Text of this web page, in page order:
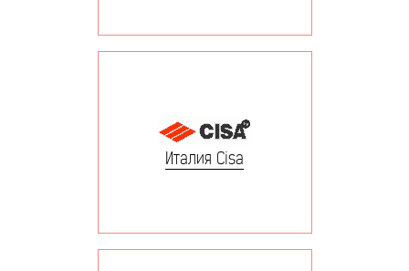
Италия Cisa